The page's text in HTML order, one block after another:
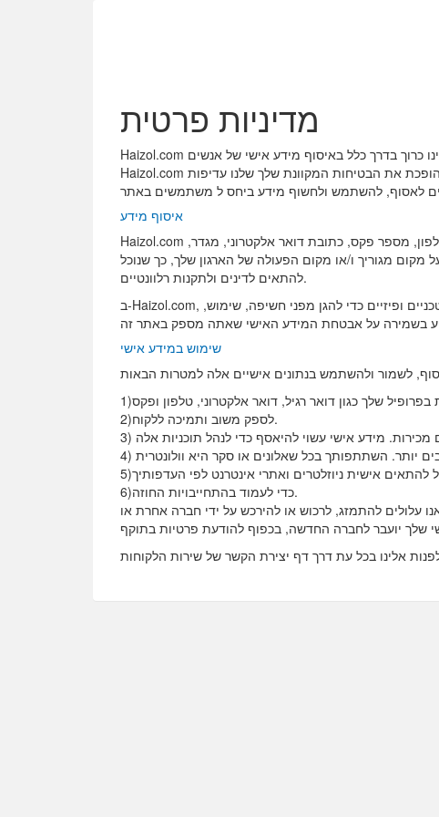
מדיניות פרטית
Haizol.com היא פלטפורמת מסחר אלקטרוני המשמשת בעיקר גופים עסקיים כדי להקל על מסחר אלקטרוני ושימוש עסקי כזה אינו כרוך בדרך כלל באיסוף מידע אישי של אנשים.
Haizol.com מכבדת את פרטיותך והופכת את הבטיחות המקוונת שלך שלנו עדיפות. Haizol.com מכירה בחשיבות הפרטיות כמו גם בחשיבות השמירה על סודיות המידע האישי. מדיניות
איסוף מידע
Haizol.com אוספת מידע אישי ומידע על חברות באתרי האינטרנט שלנו. מידע כולל, אך לא מוגבל לכך, שם משתמש, כתובת, מספר טלפון, מספר פקס, כתובת דואר אלקטרוני, מגדר,
מגוריך ו/או מקום הפעולה של הארגון שלך, כך שנוכל
להתאים לדינים ולתקנות רלוונטיים.
ב-Haizol.com, המטרה שלנו היא להגן על המידע האישי שלך שנשלח אלינו דרך האתרים שלנו. אנו מקיימים אמצעי הגנה אדמיניסטרטיביים, טכניים ופיזיים כדי להגן מפני חשיפה, שימוש,
שימוש במידע אישי
2)לספק משוב ותמיכה ללקוח.
6)כדי לעמוד בהתחייבויות החוזה.
עלולים להתמזג, לרכוש או להירכש על ידי חברה אחרת או